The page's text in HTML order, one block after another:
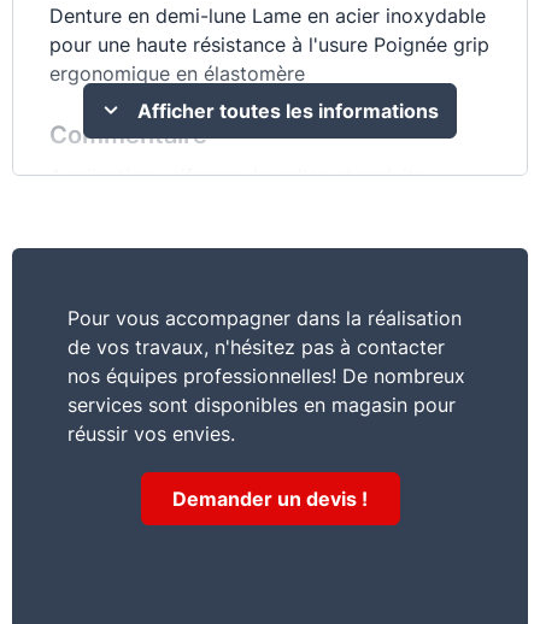
Denture en demi-lune Lame en acier inoxydable
pour une haute résistance à l'usure Poignée grip
ergonomique en élastomère
Commentaire
Application uniforme de colles et enduits
Afficher toutes les informations
Pour vous accompagner dans la réalisation
de vos travaux, n'hésitez pas à contacter
nos équipes professionnelles! De nombreux
services sont disponibles en magasin pour
réussir vos envies.
Demander un devis !